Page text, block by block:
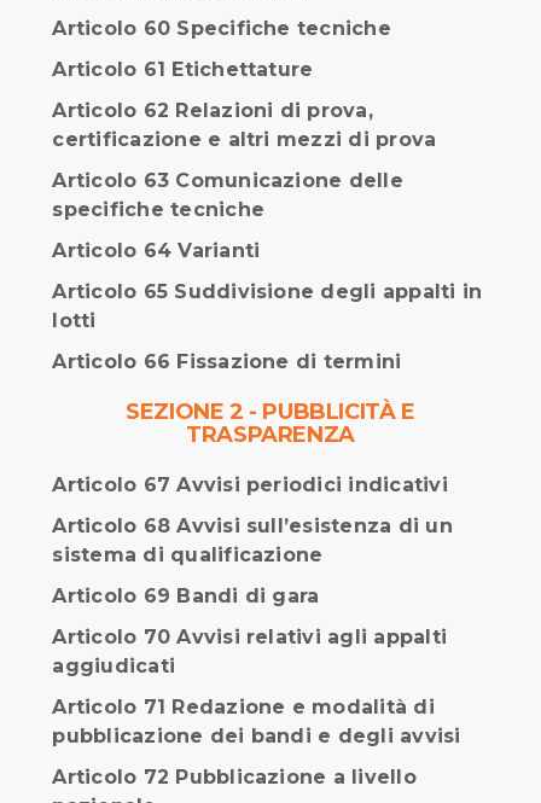
Articolo 60 Specifiche tecniche
Articolo 61 Etichettature
Articolo 62 Relazioni di prova,
certificazione e altri mezzi di prova
Articolo 63 Comunicazione delle
specifiche tecniche
Articolo 64 Varianti
Articolo 65 Suddivisione degli appalti in
lotti
Articolo 66 Fissazione di termini
SEZIONE 2 - PUBBLICITÀ E
TRASPARENZA
Articolo 67 Avvisi periodici indicativi
Articolo 68 Avvisi sull’esistenza di un
sistema di qualificazione
Articolo 69 Bandi di gara
Articolo 70 Avvisi relativi agli appalti
aggiudicati
Articolo 71 Redazione e modalità di
pubblicazione dei bandi e degli avvisi
Articolo 72 Pubblicazione a livello